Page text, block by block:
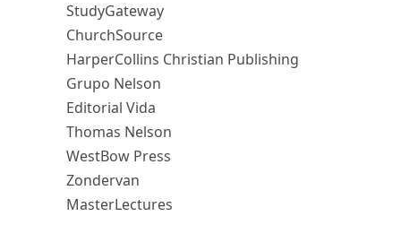
StudyGateway
ChurchSource
HarperCollins Christian Publishing
Grupo Nelson
Editorial Vida
Thomas Nelson
WestBow Press
Zondervan
MasterLectures